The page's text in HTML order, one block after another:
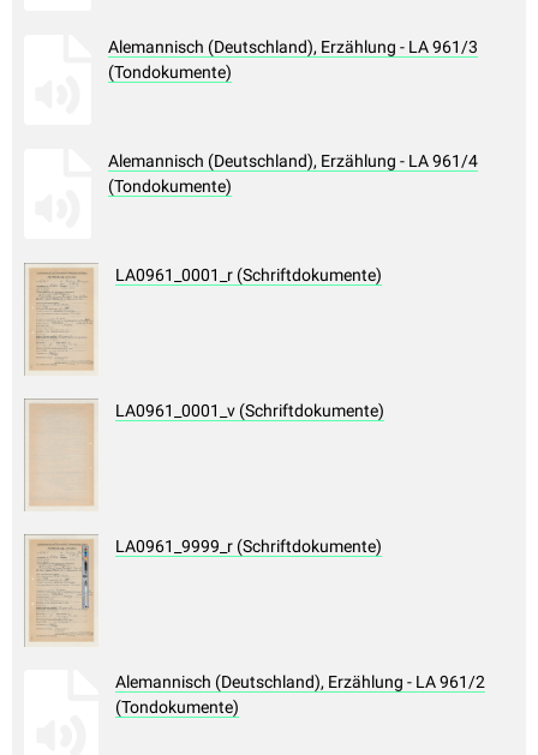
Alemannisch (Deutschland), Erzählung - LA 961/3
(Tondokumente)
Alemannisch (Deutschland), Erzählung - LA 961/4
(Tondokumente)
LA0961_0001_r (Schriftdokumente)
LA0961_0001_v (Schriftdokumente)
LA0961_9999_r (Schriftdokumente)
Alemannisch (Deutschland), Erzählung - LA 961/2
(Tondokumente)